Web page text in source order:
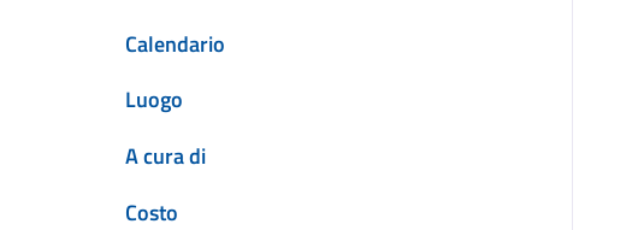
Calendario
Luogo
A cura di
Costo